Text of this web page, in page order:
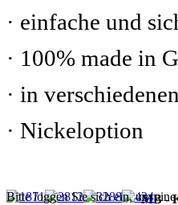
· einfache und
· 100% made in
· in
· Nickeloption
MB -
Bitte loggen Sie sich ein, um